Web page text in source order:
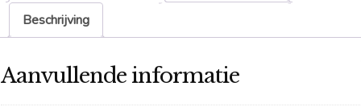
Beschrijving
Aanvullende informatie